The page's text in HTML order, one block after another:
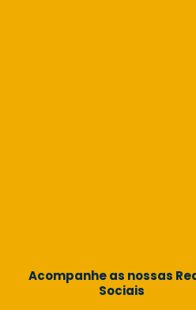
Acompanhe as nossas
Sociais